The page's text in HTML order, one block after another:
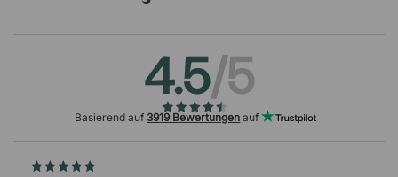
4.5/5
Basierend auf 3919 Bewertungen auf